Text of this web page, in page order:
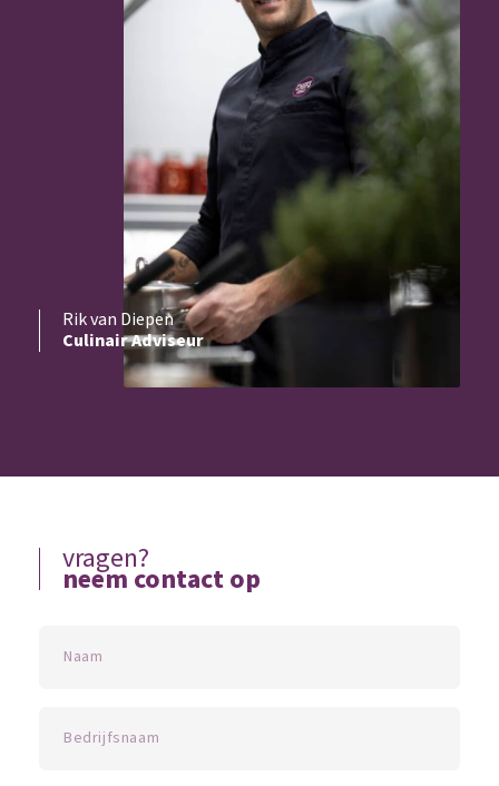
Rik van Diepen
Culinair Adviseur
vragen?
neem contact op